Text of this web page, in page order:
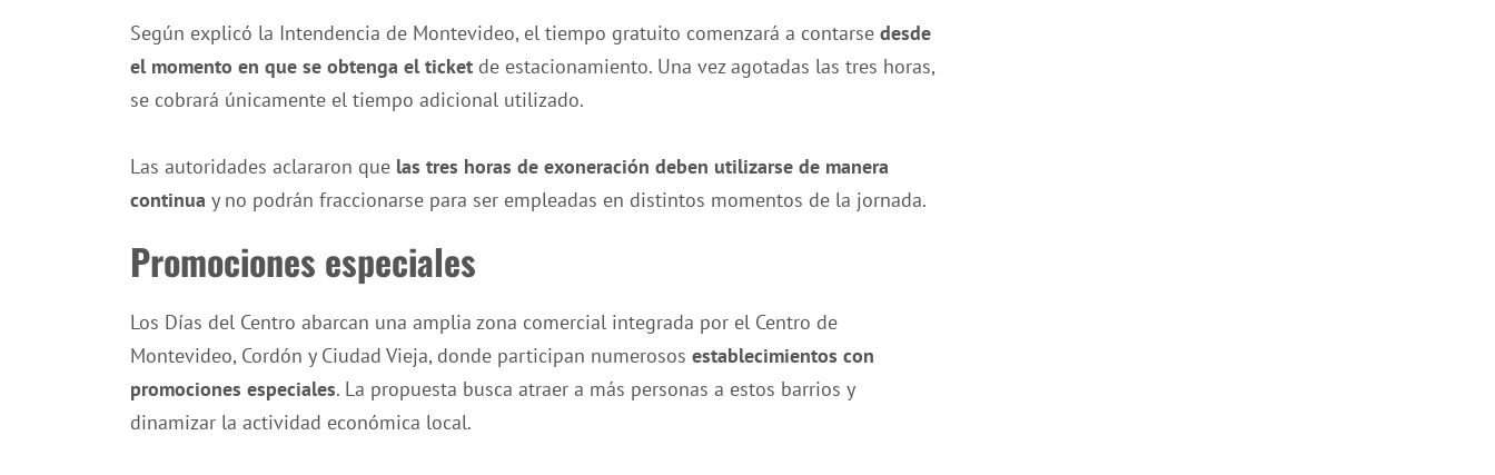
Según explicó la Intendencia de Montevideo, el tiempo gratuito comenzará a contarse desde
el momento en que se obtenga el ticket de estacionamiento. Una vez agotadas las tres horas,
se cobrará únicamente el tiempo adicional utilizado.
Las autoridades aclararon que las tres horas de exoneración deben utilizarse de manera
continua y no podrán fraccionarse para ser empleadas en distintos momentos de la jornada.
Promociones especiales
Los Días del Centro abarcan una amplia zona comercial integrada por el Centro de
Montevideo, Cordón y Ciudad Vieja, donde participan numerosos establecimientos con
promociones especiales. La propuesta busca atraer a más personas a estos barrios y
dinamizar la actividad económica local.